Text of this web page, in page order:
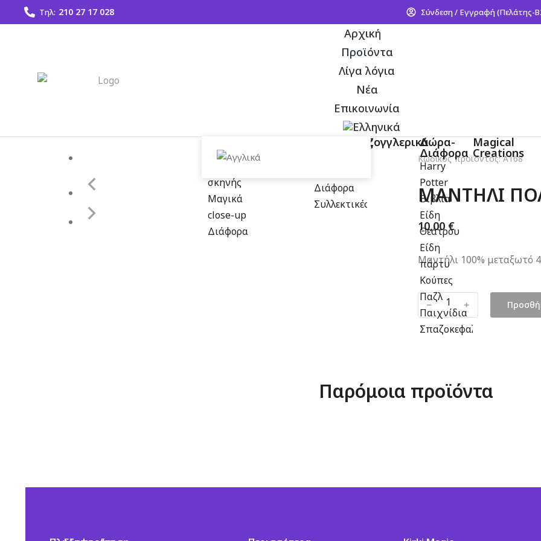
Τηλ: 210 27 17 028 Σύνδεση / Εγγραφή (Πελάτης-
Αρχική
Προϊόντα
Κόλπα
Μαγικά
σκηνής
Μαγικά
close-up
Διάφορα
Τράπουλες
Διάφορα
Συλλεκτικές
ΖογγλερικάΔώρα-
Διάφορα
Harry
Potter
Βιβλία
Είδη
Θεάτρου
Είδη
πάρτυ
Κούπες
Παζλ
Παιχνίδια
Σπαζοκεφαλιές
Magical
Creations
Λίγα λόγια
Νέα
Επικοινωνία
Κωδικός προϊόντος: A168
ΜΑΝΤΗΛΙ
10,00€
Μαντήλι 100% μεταξωτό
﹣ ﹢
Παρόμοια προϊόντα